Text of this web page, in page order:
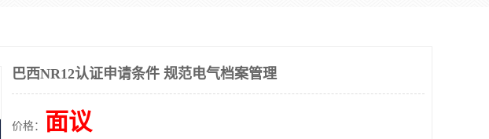
巴西NR12认证申请条件 规范电气档案管理
价格： 面议